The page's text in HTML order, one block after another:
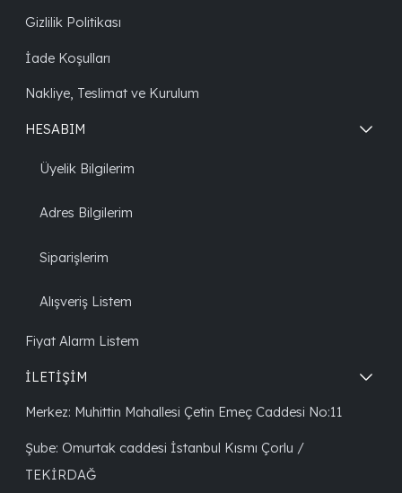
Gizlilik Politikası
İade Koşulları
Nakliye, Teslimat ve Kurulum
HESABIM
Üyelik Bilgilerim
Adres Bilgilerim
Siparişlerim
Alışveriş Listem
Fiyat Alarm Listem
İLETİŞİM
Merkez: Muhittin Mahallesi Çetin Emeç Caddesi No:11
Şube: Omurtak caddesi İstanbul Kısmı Çorlu /
TEKİRDAĞ